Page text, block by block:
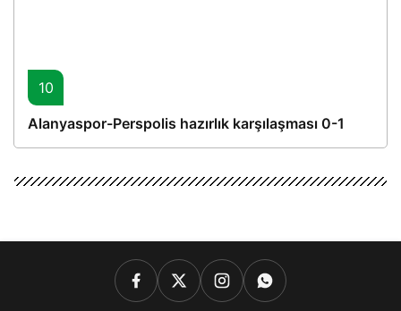
10
Alanyaspor-Perspolis hazırlık karşılaşması 0-1